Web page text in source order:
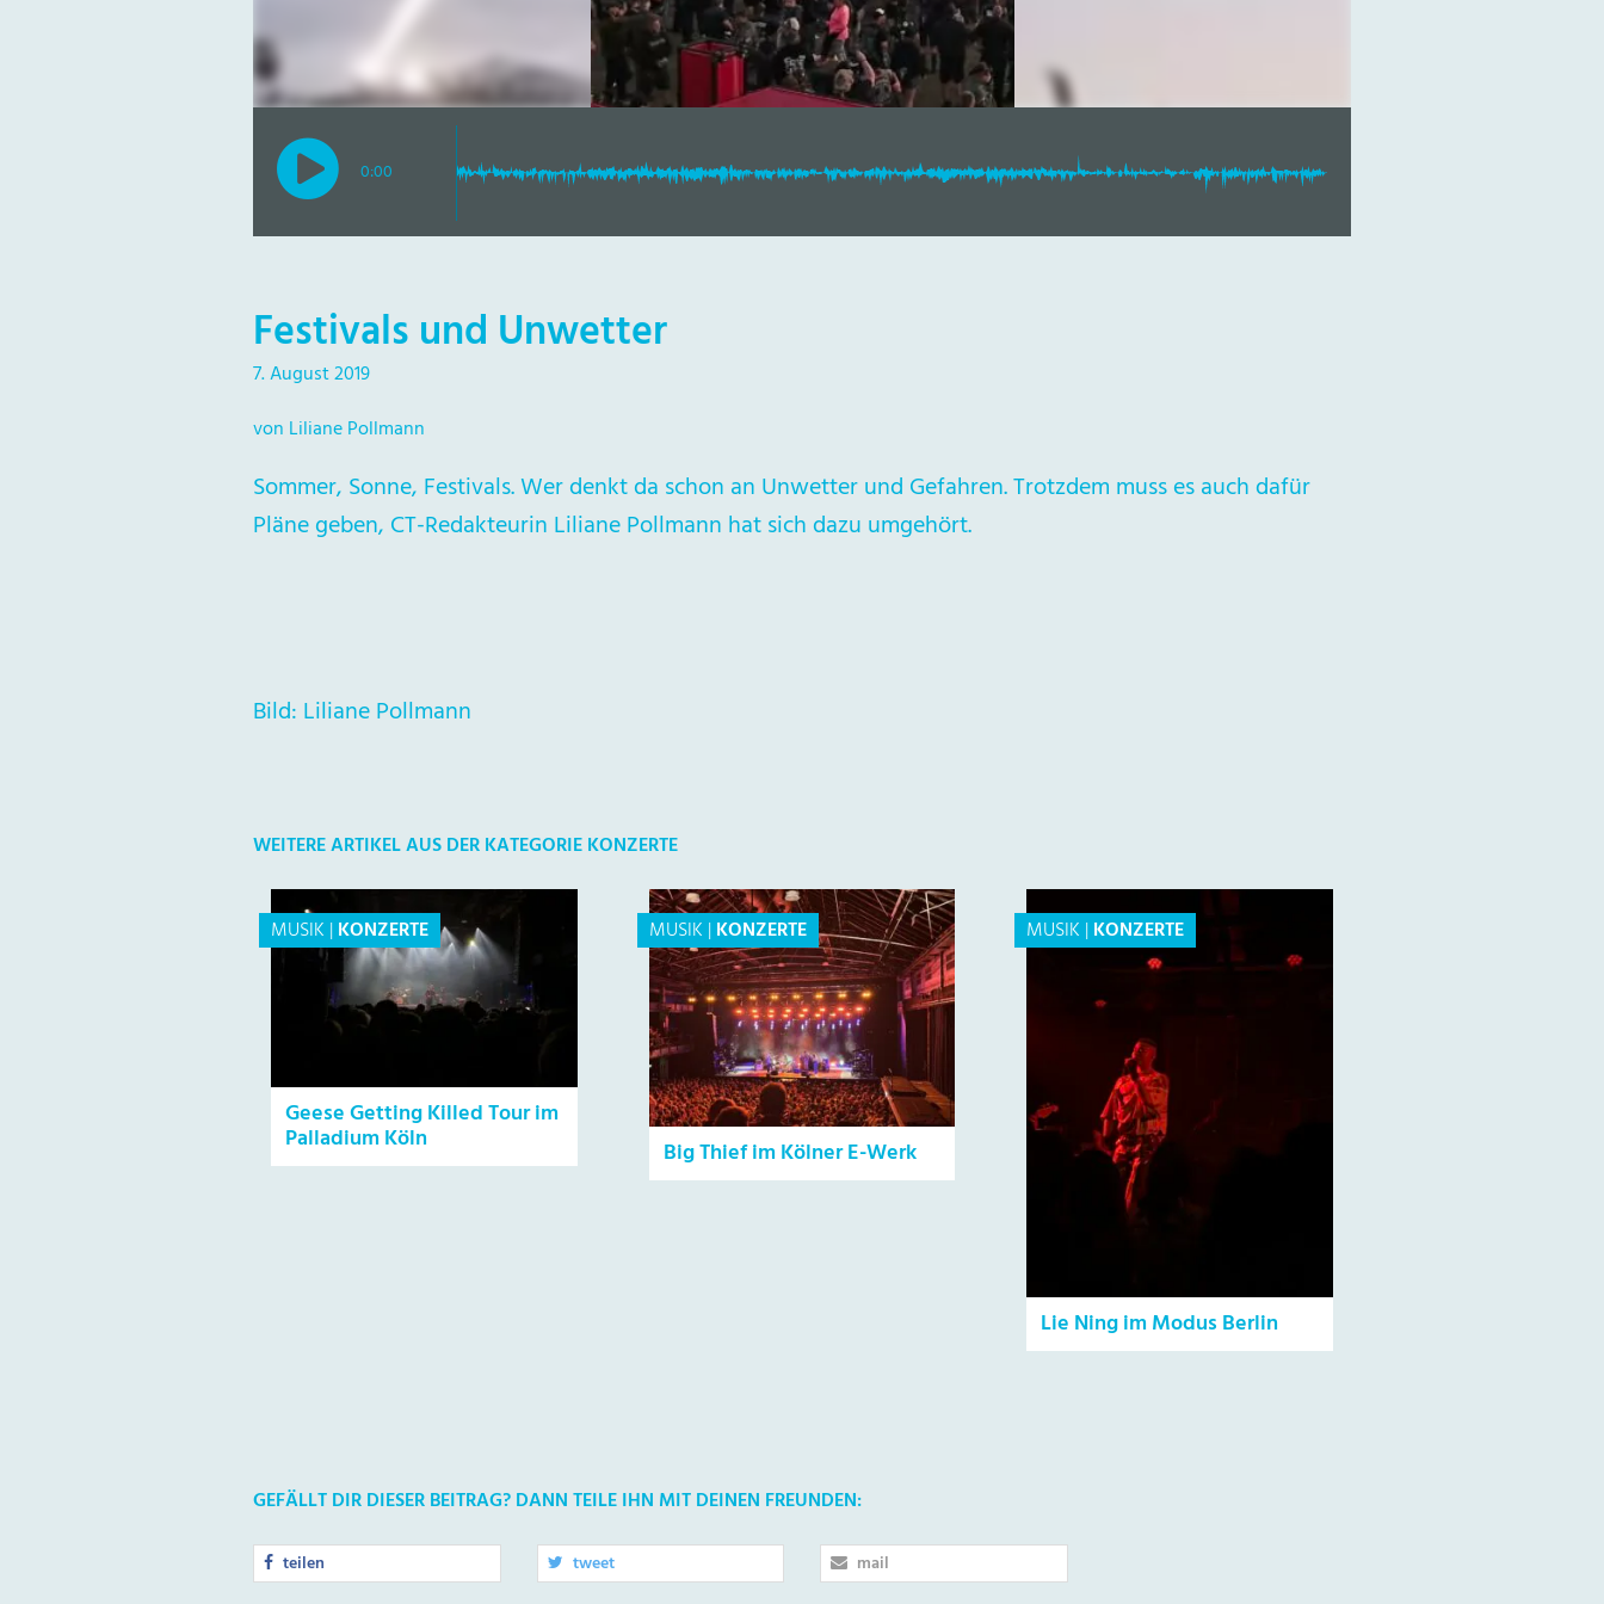
0:00
Festivals und Unwetter
7. August 2019
von Liliane Pollmann
Sommer, Sonne, Festivals. Wer denkt da schon an Unwetter und Gefahren. Trotzdem muss es auch dafür
Pläne geben, CT-Redakteurin Liliane Pollmann hat sich dazu umgehört.
Bild: Liliane Pollmann
WEITERE ARTIKEL AUS DER KATEGORIE KONZERTE
MUSIK |KONZERTE
Geese Getting Killed Tour im
Palladium Köln
MUSIK |KONZERTE
Big Thief im Kölner E-Werk
MUSIK |KONZERTE
Lie Ning im Modus Berlin
GEFÄLLT DIR DIESER BEITRAG? DANN TEILE IHN MIT DEINEN FREUNDEN:
teilen tweet mail